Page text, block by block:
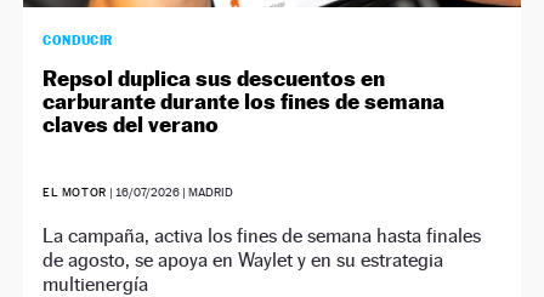
CONDUCIR
Repsol duplica sus descuentos en
carburante durante los fines de semana
claves del verano
EL MOTOR | 16/07/2026| MADRID
La campaña, activa los fines de semana hasta finales
de agosto, se apoya en Waylet y en su estrategia
multienergía